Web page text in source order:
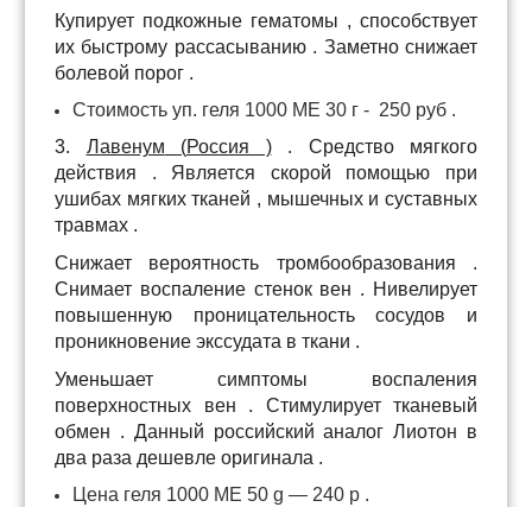
Купирует подкожные гематомы , способствует
их быстрому рассасыванию. Заметно снижает
болевой порог .
Стоимость уп. геля 1000 ME 30 г - 250 руб .
3. Лавенум (Россия ). Средство
мягкого
действия . Является скорой помощью
при
ушибах мягких тканей , мышечных и суставных
травмах .
Снижает
вероятность тромбообразования .
Снимает воспаление стенок вен . Нивелирует
повышенную
проницательность сосудов
и
проникновение экссудата в ткани .
Уменьшает
симптомы
воспаления
поверхностных
вен . Стимулирует
тканевый
обмен . Данный российский аналог Лиотон в
два раза дешевле оригинала .
Цена геля 1000 МЕ 50 g — 240 р .